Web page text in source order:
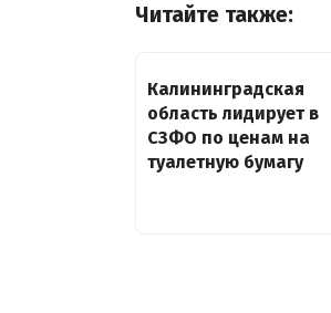
Читайте также:
Калининградская
область лидирует в
СЗФО по ценам на
туалетную бумагу